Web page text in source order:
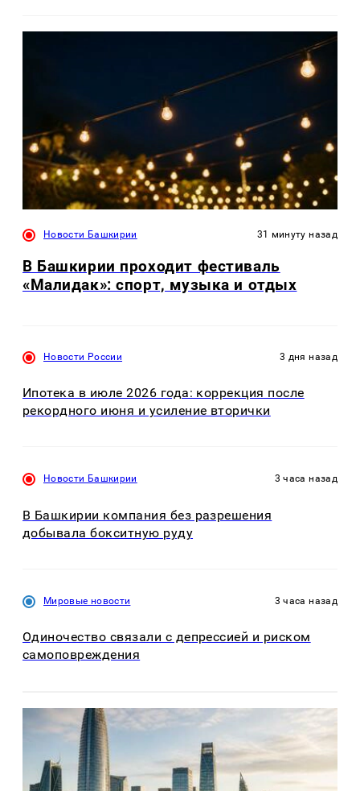
Новости Башкирии 31 минуту назад
В Башкирии проходит фестиваль
«Малидак»: спорт, музыка и отдых
Новости России 3 дня назад
Ипотека в июле 2026 года: коррекция после
рекордного июня и усиление вторички
Новости Башкирии 3 часа назад
В Башкирии компания без разрешения
добывала бокситную руду
Мировые новости 3 часа назад
Одиночество связали с депрессией и риском
самоповреждения